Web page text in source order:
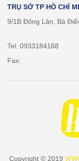
TRỤ SỞ TP HỒ CHÍ
9/1B Đông Lân, Bà
Tel: 0933184168
Fax:
Copyright © 2019